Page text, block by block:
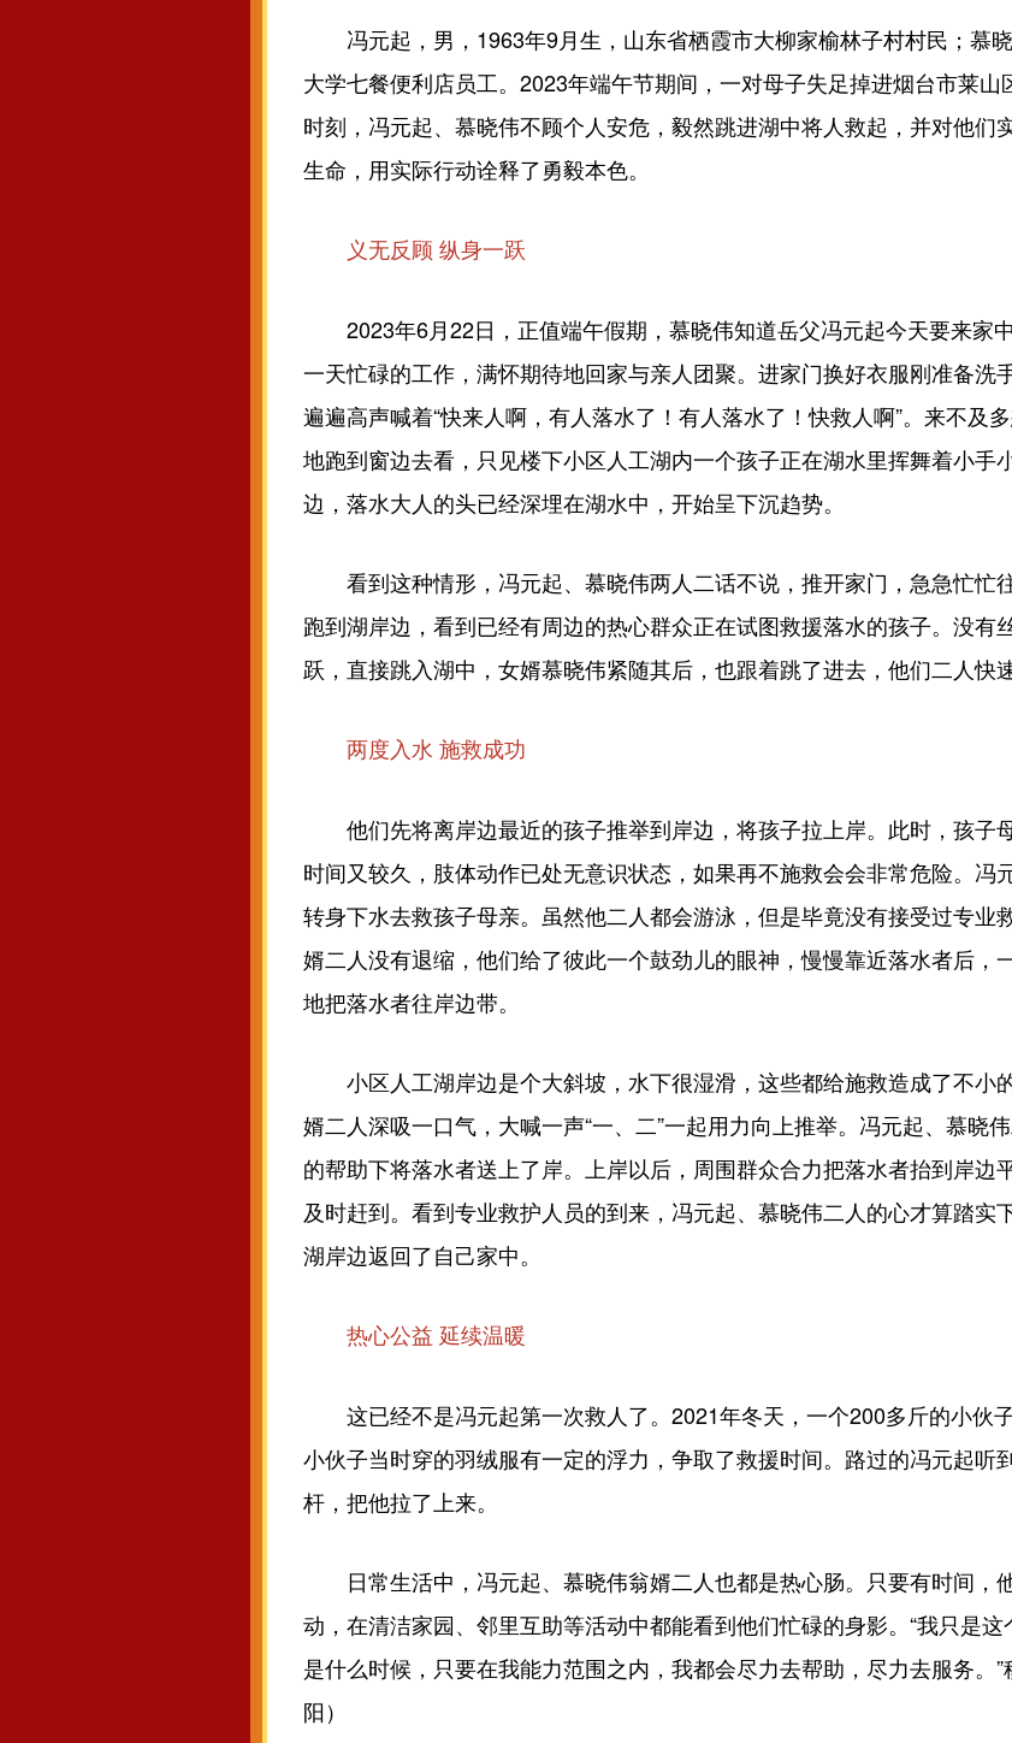
冯元起，男，1963年9月生，山东省栖霞市大柳家榆林子村村民；慕
大学七餐便利店员工。2023年端午节期间，一对母子失足掉进烟台市莱
时刻，冯元起、慕晓伟不顾个人安危，毅然跳进湖中将人救起，并对他们
生命，用实际行动诠释了勇毅本色。
义无反顾 纵身一跃
2023年6月22日，正值端午假期，慕晓伟知道岳父冯元起今天要来家
一天忙碌的工作，满怀期待地回家与亲人团聚。进家门换好衣服刚准备洗
遍遍高声喊着“快来人啊，有人落水了！有人落水了！快救人啊”。来不及
地跑到窗边去看，只见楼下小区人工湖内一个孩子正在湖水里挥舞着小手
边，落水大人的头已经深埋在湖水中，开始呈下沉趋势。
看到这种情形，冯元起、慕晓伟两人二话不说，推开家门，急急忙忙
跑到湖岸边，看到已经有周边的热心群众正在试图救援落水的孩子。没有
跃，直接跳入湖中，女婿慕晓伟紧随其后，也跟着跳了进去，他们二人快
两度入水 施救成功
他们先将离岸边最近的孩子推举到岸边，将孩子拉上岸。此时，孩子
时间又较久，肢体动作已处无意识状态，如果再不施救会会非常危险。冯
转身下水去救孩子母亲。虽然他二人都会游泳，但是毕竟没有接受过专业
婿二人没有退缩，他们给了彼此一个鼓劲儿的眼神，慢慢靠近落水者后，
地把落水者往岸边带。
小区人工湖岸边是个大斜坡，水下很湿滑，这些都给施救造成了不小
婿二人深吸一口气，大喊一声“一、二”一起用力向上推举。冯元起、慕晓
的帮助下将落水者送上了岸。上岸以后，周围群众合力把落水者抬到岸边
及时赶到。看到专业救护人员的到来，冯元起、慕晓伟二人的心才算踏实
湖岸边返回了自己家中。
热心公益 延续温暖
这已经不是冯元起第一次救人了。2021年冬天，一个200多斤的小伙
小伙子当时穿的羽绒服有一定的浮力，争取了救援时间。路过的冯元起听
杆，把他拉了上来。
日常生活中，冯元起、慕晓伟翁婿二人也都是热心肠。只要有时间，
动，在清洁家园、邻里互助等活动中都能看到他们忙碌的身影。“我只是
是什么时候，只要在我能力范围之内，我都会尽力去帮助，尽力去服务。
阳）